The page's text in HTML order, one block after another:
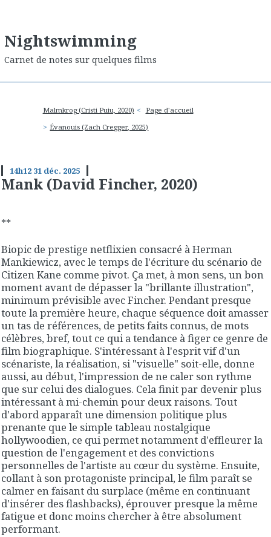
Nightswimming
Carnet de notes sur quelques films
Malmkrog (Cristi Puiu, 2020)
Page d'accueil
Évanouis (Zach Cregger, 2025)
14h12 31 déc. 2025
Mank (David Fincher, 2020)
**
Biopic de prestige netflixien consacré à Herman
Mankiewicz, avec le temps de l'écriture du scénario de
Citizen Kane comme pivot. Ça met, à mon sens, un bon
moment avant de dépasser la "brillante illustration",
minimum prévisible avec Fincher. Pendant presque
toute la première heure, chaque séquence doit amasser
un tas de références, de petits faits connus, de mots
célèbres, bref, tout ce qui a tendance à figer ce genre de
film biographique. S'intéressant à l'esprit vif d'un
scénariste, la réalisation, si "visuelle" soit-elle, donne
aussi, au début, l'impression de ne caler son rythme
que sur celui des dialogues. Cela finit par devenir plus
intéressant à mi-chemin pour deux raisons. Tout
d'abord apparaît une dimension politique plus
prenante que le simple tableau nostalgique
hollywoodien, ce qui permet notamment d'effleurer la
question de l'engagement et des convictions
personnelles de l'artiste au cœur du système. Ensuite,
collant à son protagoniste principal, le film paraît se
calmer en faisant du surplace (même en continuant
d'insérer des flashbacks), éprouver presque la même
fatigue et donc moins chercher à être absolument
performant.